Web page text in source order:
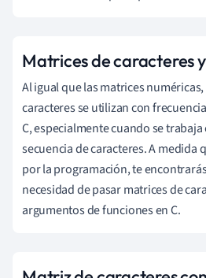
Matrices de caracteres
Al igual que las matrices
caracteres se utilizan con
C, especialmente cuando se
secuencia de caracteres. A medida
por la programación, te
necesidad de pasar matrices de
argumentos de funciones en C.